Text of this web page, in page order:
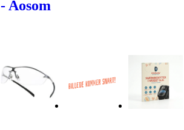
- Aosom